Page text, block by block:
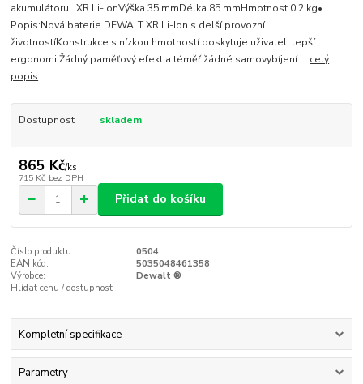
akumulátoru XR Li-IonVýška 35 mmDélka 85 mmHmotnost 0,2 kg•
Popis:Nová baterie DEWALT XR Li-Ion s delší provozní
životnostíKonstrukce s nízkou hmotností poskytuje uživateli lepší
ergonomiiŽádný paměťový efekt a téměř žádné samovybíjení ... celý
popis
Dostupnost skladem
865 Kč/ks
715 Kč bez DPH
Přidat do košíku
Číslo produktu:
0504
EAN kód:
5035048461358
Výrobce:
Dewalt ®
Hlídat cenu / dostupnost
Kompletní specifikace
Parametry